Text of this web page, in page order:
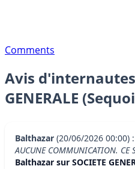
Comments
Avis d'internautes
GENERALE
Balthazar (20/06/2026 00:00)
AUCUNE COMMUNICATION. CE
Balthazar sur SOCIETE